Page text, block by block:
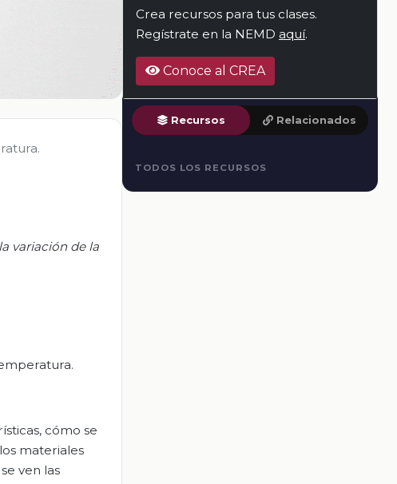
variación de la
cómo se
materiales
ven las
Crea recursos para tus clases.
Regístrate en la NEMD aquí.
Conoce al CREA
Recursos Relacionados
TODOS LOS RECURSOS